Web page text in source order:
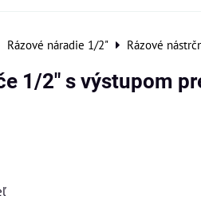
Rázové náradie 1/2" Rázové
1/2" s výstupom